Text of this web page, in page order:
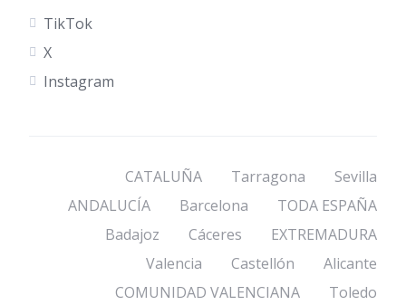
TikTok
X
Instagram
CATALUÑA Tarragona
Sevilla
ANDALUCÍA
Barcelona
TODA ESPAÑA
Badajoz
Cáceres
EXTREMADURA
Valencia
Castellón
Alicante
COMUNIDAD VALENCIANA
Toledo